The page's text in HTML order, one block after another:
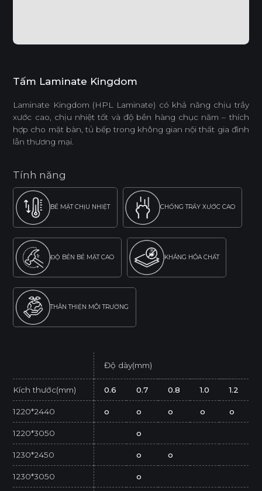
Tấm Laminate Kingdom
Laminate Kingdom (HPL Laminate) có khả năng chịu trầy
xước cao, chịu nhiệt tốt và độ bền hàng chục năm – thích
hợp cho mặt bàn, tủ bếp trong không gian nội thất gia đình
lẫn thương mại.
Tính năng
BỀ MẶT CHỊU NHIỆT CHỐNG TRẦY XƯỚC CAO
ĐỘ BỀN BỀ MẶT CAO KHÁNG HÓA CHẤT
THÂN THIỆN MÔI TRƯỜNG
Độ dày(mm)
Kích thước(mm) 0.6 0.7 0.8 1.0 1.2
1220*2440 o o o o o
1220*3050 o
1230*2450 o o
1230*3050 o